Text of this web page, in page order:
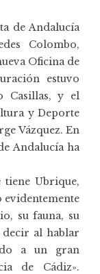
de Andalucía
Colombo,
Oficina de
estuvo
Casillas, y el
y Deporte
Vázquez. En
Andalucía ha
tiene Ubrique,
evidentemente
su fauna, su
decir al hablar
a un gran
de Cádiz».